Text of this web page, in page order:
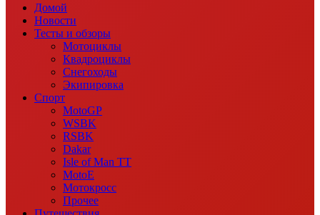
Домой
Новости
Тесты и обзоры
Мотоциклы
Квадроциклы
Снегоходы
Экипировка
Спорт
MotoGP
WSBK
RSBK
Dakar
Isle of Man TT
MotoE
Мотокросс
Прочее